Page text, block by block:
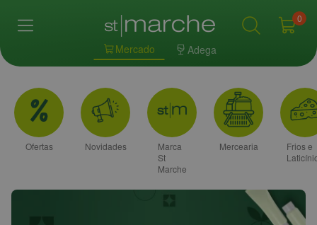
Mercado Adega
0
Ofertas Novidades
Marca
St
Marche
Mercearia
Frios e